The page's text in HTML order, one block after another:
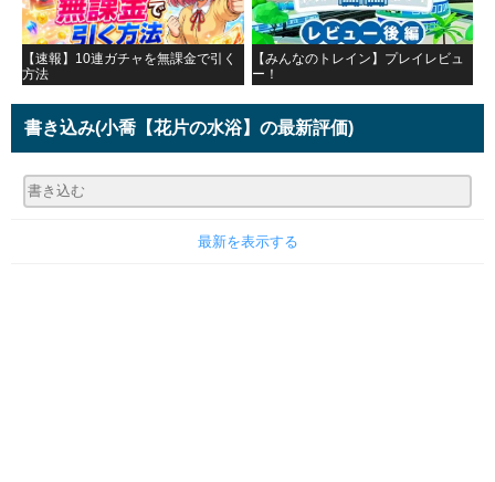
【速報】10連ガチャを無課金で引く
方法
【みんなのトレイン】プレイレビュ
ー！
書き込み(小喬【花片の水浴】の最新評価)
最新を表示する